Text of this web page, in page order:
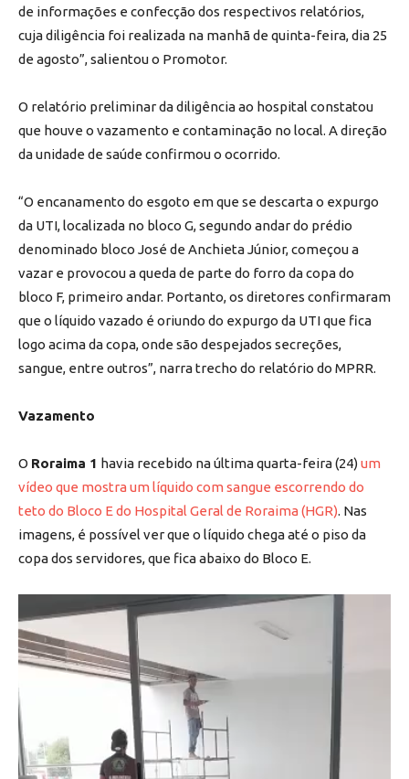
de informações e confecção dos respectivos relatórios,
cuja diligência foi realizada na manhã de quinta-feira, dia 25
de agosto”, salientou o Promotor.
O relatório preliminar da diligência ao hospital constatou
que houve o vazamento e contaminação no local. A direção
da unidade de saúde confirmou o ocorrido.
“O encanamento do esgoto em que se descarta o expurgo
da UTI, localizada no bloco G, segundo andar do prédio
denominado bloco José de Anchieta Júnior, começou a
vazar e provocou a queda de parte do forro da copa do
bloco F, primeiro andar. Portanto, os diretores confirmaram
que o líquido vazado é oriundo do expurgo da UTI que fica
logo acima da copa, onde são despejados secreções,
sangue, entre outros”, narra trecho do relatório do MPRR.
Vazamento
O Roraima 1 havia recebido na última quarta-feira (24)um
vídeo que mostra um líquido com sangue escorrendo do
teto do Bloco E do Hospital Geral de Roraima (HGR). Nas
imagens, é possível ver que o líquido chega até o piso da
copa dos servidores, que fica abaixo do Bloco E.
de
vídeo